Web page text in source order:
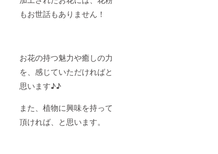
もお世話もありません！
お花の持つ魅力や癒しの力
を、 感じていただければと
思います♪♪
また、植物に興味を持って
頂ければ、と思います。